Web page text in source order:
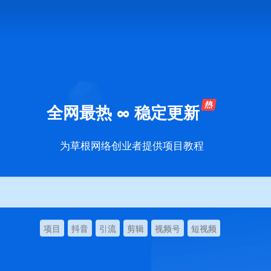
全网最热 ∞ 稳定更新
为草根网络创业者提供项目教程
项目 抖音 引流 剪辑 视频号 短视频